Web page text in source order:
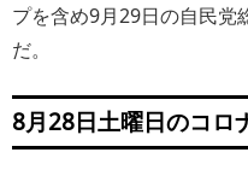
プを含め9月29日の自民党
だ。
8月28日土曜日のコロ